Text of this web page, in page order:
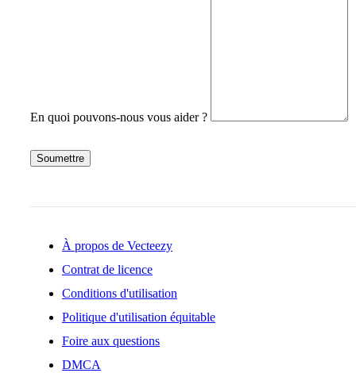
En quoi pouvons-nous vous aider ?
Soumettre
À propos de Vecteezy
Contrat de licence
Conditions d'utilisation
Politique d'utilisation équitable
Foire aux questions
DMCA